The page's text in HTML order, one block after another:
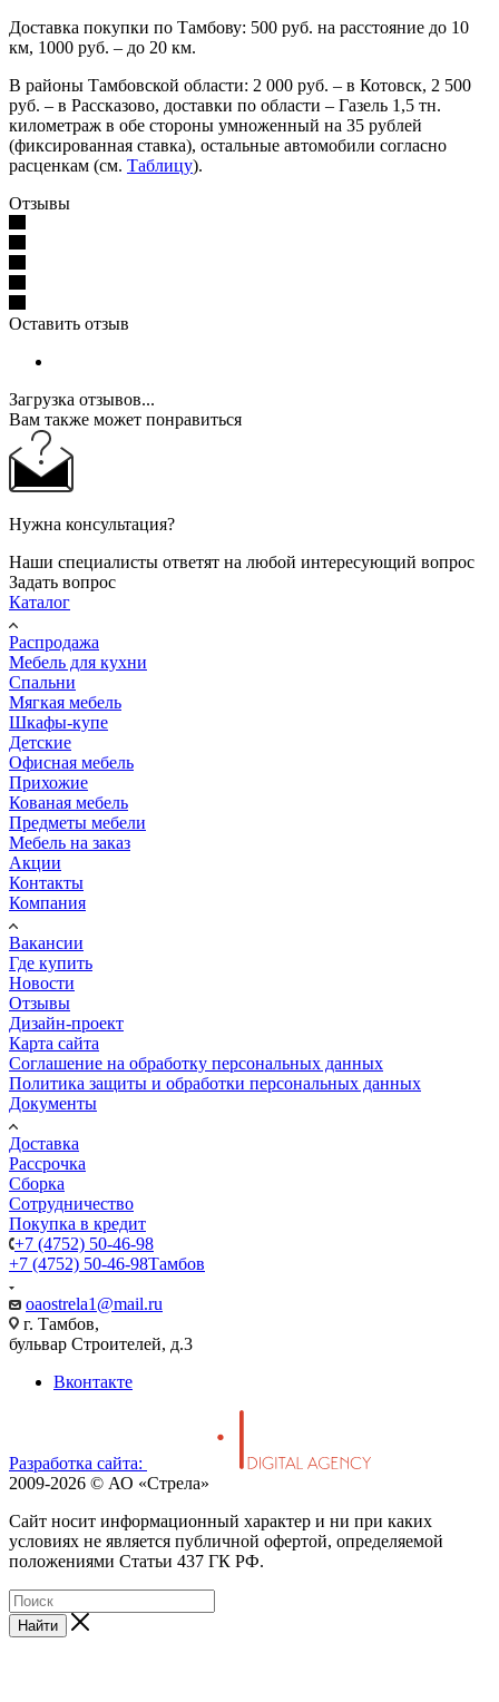
Доставка покупки по Тамбову: 500 руб. на расстояние до 10
км, 1000 руб. – до 20 км.
В районы Тамбовской области: 2 000 руб. – в Котовск, 2 500
руб. – в Рассказово, доставки по области – Газель 1,5 тн.
километраж в обе стороны умноженный на 35 рублей
(фиксированная ставка), остальные автомобили согласно
расценкам (см. Таблицу).
Отзывы
Оставить отзыв
Загрузка отзывов...
Вам также может понравиться
Нужна консультация?
Наши специалисты ответят на любой интересующий вопрос
Задать вопрос
Каталог
Распродажа
Мебель для кухни
Спальни
Мягкая мебель
Шкафы-купе
Детские
Офисная мебель
Прихожие
Кованая мебель
Предметы мебели
Мебель на заказ
Акции
Контакты
Компания
Вакансии
Где купить
Новости
Отзывы
Дизайн-проект
Карта сайта
Соглашение на обработку персональных данных
Политика защиты и обработки персональных данных
Документы
Доставка
Рассрочка
Сборка
Сотрудничество
Покупка в кредит
+7 (4752) 50-46-98
+7 (4752) 50-46-98Тамбов
oaostrela1@mail.ru
г. Тамбов,
бульвар Строителей, д.3
Вконтакте
Разработка сайта:
2009-2026 © АО «Стрела»
Cайт носит информационный характер и ни при каких
условиях не является публичной офертой, определяемой
положениями Статьи 437 ГК РФ.
Найти